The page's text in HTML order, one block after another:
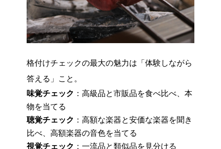
格付けチェックの最大の魅力は「体験しながら
答える」こと。
味覚チェック ：高級品と市販品を食べ比べ、本
物を当てる
聴覚チェック ：高額な楽器と安価な楽器を聞き
比べ、高額楽器の音色を当てる
視覚チェック ：一流品と類似品を見分ける